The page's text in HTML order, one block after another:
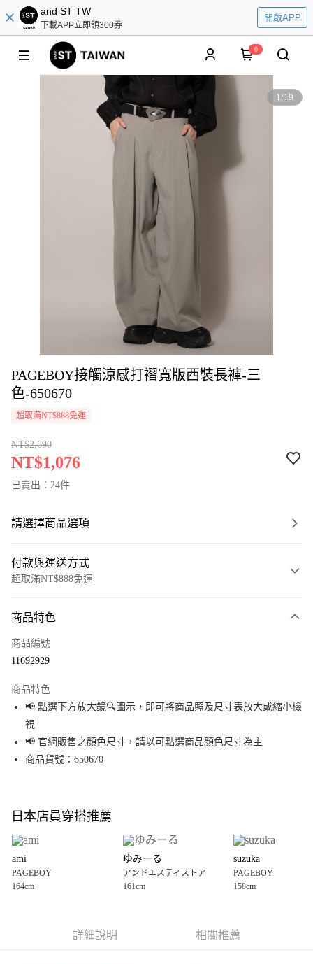
and ST TW
下載APP立即領300券
開啟APP
0
1/19
PAGEBOY接觸涼感打褶寬版西裝長褲-三
色-650670
超取滿NT$888免運
NT$2,690
NT$1,076
已賣出：24件
請選擇商品選項
付款與運送方式
超取滿NT$888免運
信用卡一次付款
Apple Pay
街口支付
悠遊付
全盈+PAY
大哥付你分期
1.本服務由台灣大哥大提供，台灣大哥大用戶可立即使用無須另外申請。
2.付款方式選擇「大哥付你分期」，訂單成立後會自動跳轉到大哥付的交易
3.實際核准額度、可分期數及費用金額請依後續交易確認頁面所載為準。
4.訂單成立30分鐘內，如未前往確認交易或遇審核未通過，訂單將自動取
AFTEE先享後付
商品特色
商品編號
11692929
商品特色
📢 點選下方放大鏡🔍圖示，即可將商品照及尺寸表放大或縮小檢
視
📢 官網販售之顏色尺寸，請以可點選商品顏色尺寸為主
商品貨號：650670
日本店員穿搭推薦
ami
PAGEBOY
164cm
ゆみーる
アンドエスティストア
161cm
suzuka
PAGEBOY
158cm
詳細說明 相關推薦